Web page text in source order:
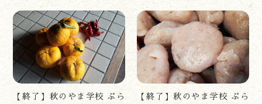
【終了】秋のやま学校 ぷら
【終了】秋のやま学校 ぷら